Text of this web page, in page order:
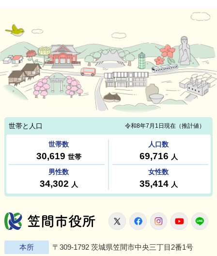
笠間市役所
X FacebookInstagram
本所 〒309-1792 茨城県笠間市中央三丁目2番1号